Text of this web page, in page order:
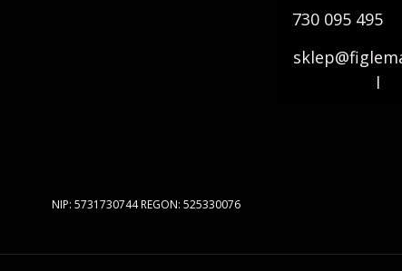
730 095 495
l
NIP: 5731730744 REGON: 525330076